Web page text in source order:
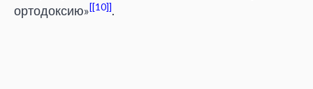
ортодоксию» [10] .